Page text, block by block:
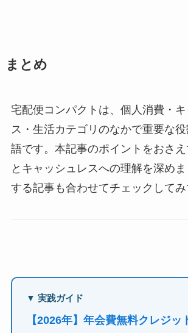
まとめ
宅配便コンパクトは、個人消費・
ス・生活カテゴリのなかで重要な
語です。本記事のポイントをおさ
とキャッシュレスへの理解を深め
する記事も合わせてチェックしてみ
▼ 実践ガイド
【2026年】年会費無料クレジッ